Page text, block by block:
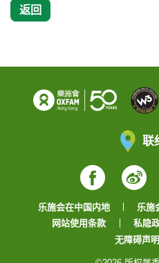
返回
联
乐施会在中国内地 乐施
网站使用条款
私隐
无障碍声明